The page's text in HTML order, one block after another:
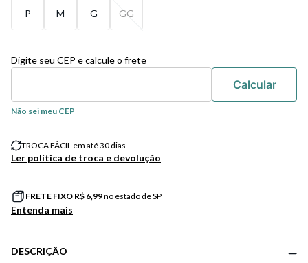
P M G GG
Digite seu CEP e calcule o frete
Não sei meu CEP
TROCA FÁCIL em até 30 dias
Ler política de troca e devolução
FRETE FIXO R$ 6,99no estado de SP
Entenda mais
DESCRIÇÃO